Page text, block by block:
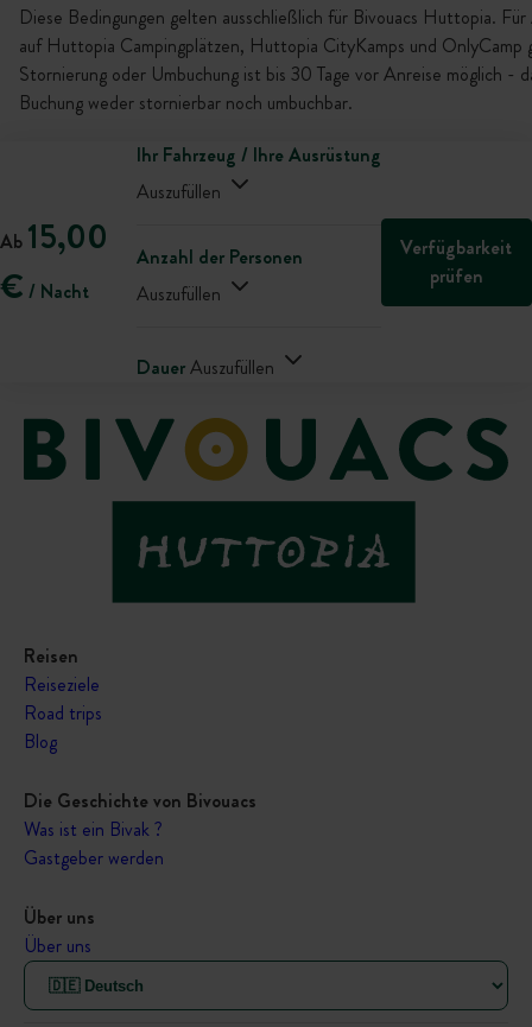
Diese Bedingungen gelten ausschließlich für Bivouacs Huttopia.
auf Huttopia Campingplätzen, Huttopia CityKamps und OnlyCamp
Stornierung oder Umbuchung ist bis 30 Tage vor Anreise möglich -
Buchung weder stornierbar noch umbuchbar.
Ab 15,00
€ / Nacht
Ihr Fahrzeug / Ihre Ausrüstung
Auszufüllen
Anzahl der Personen
Auszufüllen
DauerAuszufüllen
Verfügbarkeit
prüfen
Reisen
Reiseziele
Road trips
Blog
Die Geschichte von Bivouacs
Was ist ein Bivak ?
Gastgeber werden
Über uns
Über uns